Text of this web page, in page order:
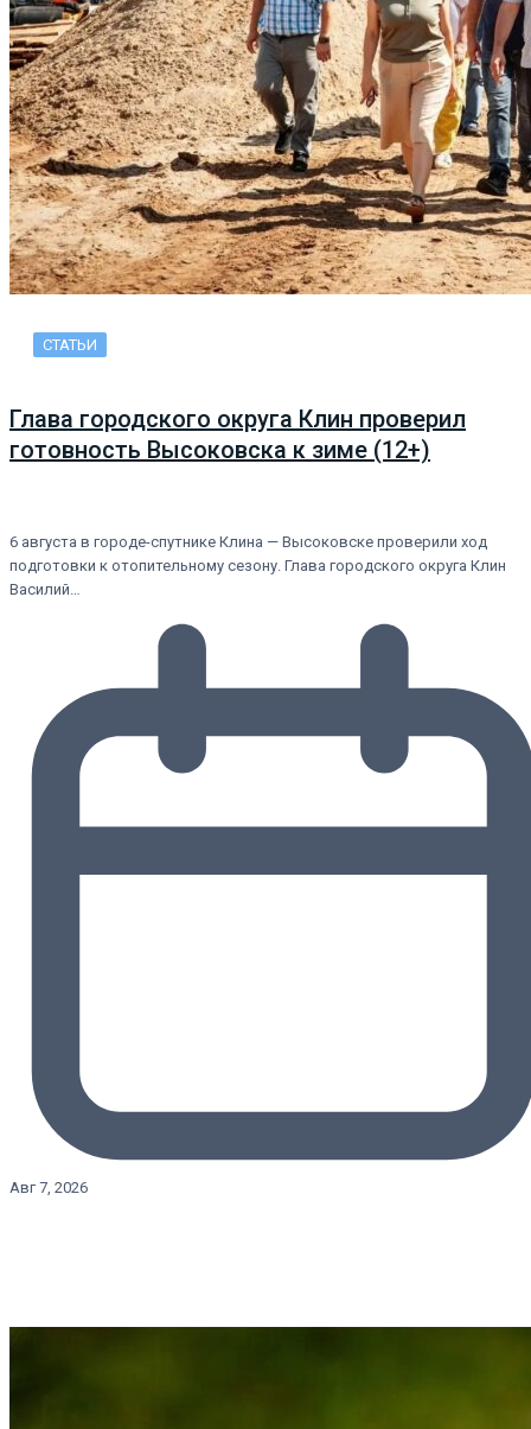
СТАТЬИ
Глава городского округа Клин проверил
готовность Высоковска к зиме (12+)
6 августа в городе-спутнике Клина — Высоковске проверили ход
подготовки к отопительному сезону. Глава городского округа Клин
Василий…
Авг 7, 2026